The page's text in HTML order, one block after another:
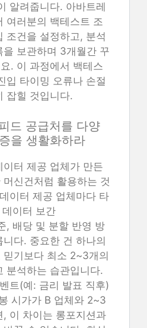
알려줍니다. 아바트레
여러분의 백테스트 조
조건을 설정하고, 분석
을 보관하며 3개월간 꾸
. 이 과정에서 백테스
입 타이밍 오류나 손절
잡힐 것입니다.
드 공급처를 다양
을 생활화하라
터 제공 업체가 만든
신건처럼 활용하는 것
이터 제공 업체마다 타
이터 보간
, 배당 및 분할 반영 방
다. 중요한 건 하나의
믿기보다 최소 2~3개의
분석하는 습관입니다.
트(예: 금리 발표 직후)
시가가 B 업체와 2~3
, 이 차이는 롱포지션과